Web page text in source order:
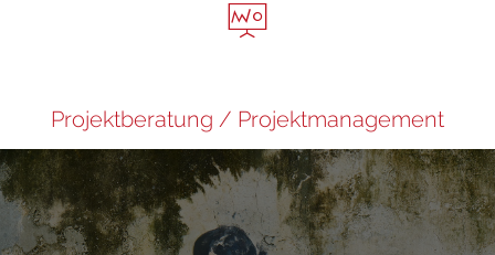
Projektberatung / Projektmanagement